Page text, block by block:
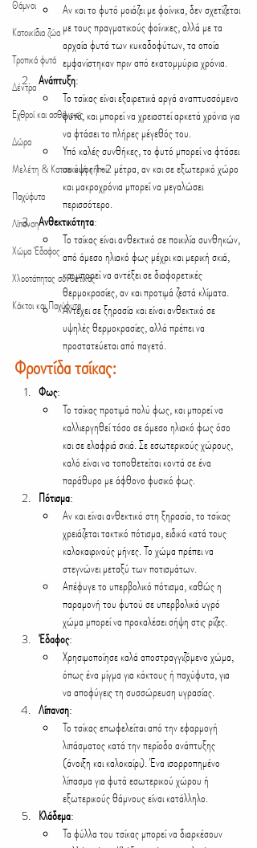
Θάμνοι
Κατοικίδια ζώα
Τροπικά φυτά
Δέντρα
Εχθροί και ασθένειες
Δώρα
Μελέτη & Κατασκευή κήπου
Παχύφυτα
Λίπανση
Χώμα Έδαφος
Χλοοτάπητας συνθετικός
Κάκτοι και Παχύφυτα
Αν και το φυτό μοιάζει με φοίνικα, δεν σχετίζεται
με τους πραγματικούς φοίνικες, αλλά με τα
αρχαία φυτά των κυκαδοφύτων, τα οποία
εμφανίστηκαν πριν από εκατομμύρια χρόνια.
Ανάπτυξη:
Το τσίκας είναι εξαιρετικά αργά αναπτυσσόμενο
φυτό, και μπορεί να χρειαστεί αρκετά χρόνια για
να φτάσει το πλήρες μέγεθός του.
Υπό καλές συνθήκες, το φυτό μπορεί να φτάσει
σε ύψος 1-2 μέτρα, αν και σε εξωτερικό χώρο
και μακροχρόνια μπορεί να μεγαλώσει
περισσότερο.
Ανθεκτικότητα:
Το τσίκας είναι ανθεκτικό σε ποικιλία συνθηκών,
από άμεσο ηλιακό φως μέχρι και μερική σκιά,
και μπορεί να αντέξει σε διαφορετικές
θερμοκρασίες, αν και προτιμά ζεστά κλίματα.
Αντέχει σε ξηρασία και είναι ανθεκτικό σε
υψηλές θερμοκρασίες, αλλά πρέπει να
προστατεύεται από παγετό.
Φροντίδα τσίκας:
Φως:
Το τσίκας προτιμά πολύ φως, και μπορεί να
καλλιεργηθεί τόσο σε άμεσο ηλιακό φως όσο
και σε ελαφριά σκιά. Σε εσωτερικούς χώρους,
καλό είναι να τοποθετείται κοντά σε ένα
παράθυρο με άφθονο φυσικό φως.
Πότισμα:
Αν και είναι ανθεκτικό στη ξηρασία, το τσίκας
χρειάζεται τακτικό πότισμα, ειδικά κατά τους
καλοκαιρινούς μήνες. Το χώμα πρέπει να
στεγνώνει μεταξύ των ποτισμάτων.
Απέφυγε το υπερβολικό πότισμα, καθώς η
παραμονή του φυτού σε υπερβολικά υγρό
χώμα μπορεί να προκαλέσει σήψη στις ρίζες.
Έδαφος:
Χρησιμοποίησε καλά αποστραγγιζόμενο χώμα,
όπως ένα μίγμα για κάκτους ή παχύφυτα, για
να αποφύγεις τη συσσώρευση υγρασίας.
Λίπανση:
Το τσίκας επωφελείται από την εφαρμογή
λιπάσματος κατά την περίοδο ανάπτυξης
(άνοιξη και καλοκαίρι). Ένα ισορροπημένο
λίπασμα για φυτά εσωτερικού χώρου ή
εξωτερικούς θάμνους είναι κατάλληλο.
Κλάδεμα:
Τα φύλλα του τσίκας μπορεί να διαρκέσουν